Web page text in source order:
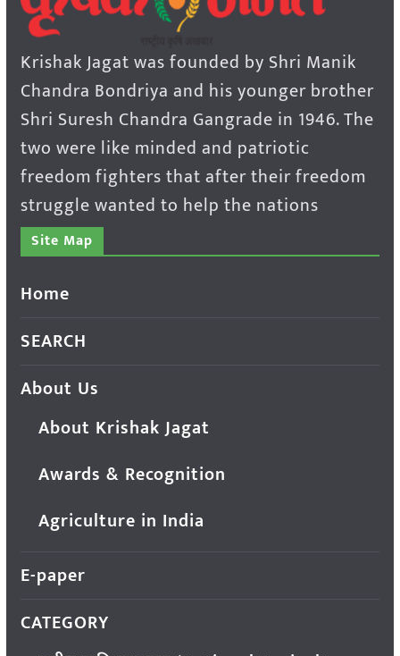
Krishak Jagat was founded by Shri Manik
Chandra Bondriya and his younger brother
Shri Suresh Chandra Gangrade in 1946. The
two were like minded and patriotic
freedom fighters that after their freedom
struggle wanted to help the nations
Site Map
Home
SEARCH
About Us
About Krishak Jagat
Awards & Recognition
Agriculture in India
E-paper
CATEGORY